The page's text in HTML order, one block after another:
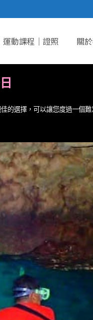
運動課程｜證照 關
的選擇，可以讓您度過一個難